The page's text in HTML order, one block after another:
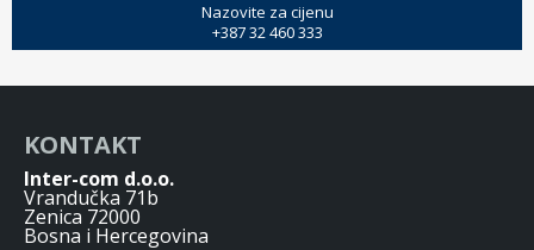
Nazovite za cijenu
+387 32 460 333
KONTAKT
Inter-com d.o.o.
Vrandučka 71b
Zenica 72000
Bosna i Hercegovina